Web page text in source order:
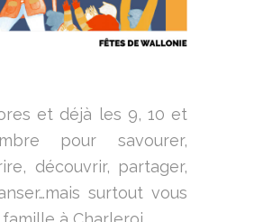
et déjà les 9, 10 et
pour savourer,
découvrir, partager,
surtout vous